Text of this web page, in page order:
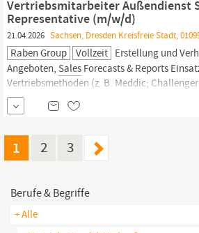
Beratung...
Vertriebsmitarbeiter Außendienst
Representative ​(m/w/d)
21.04.2026 Sachsen, Dresden Kreisfreie Stadt,
Raben Group Vollzeit Erstellung und
Angeboten, Sales Forecasts & Reports
Vertriebsmethoden (z. B. Meddic;
Deiner persönlichen Ziele Zusammenarbeit
Stakeholdern (z. B. Vertriebsinnendienst,
an Ausschreibungen...
1 2 3
Berufe & Begriffe
+ Alle